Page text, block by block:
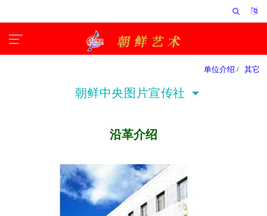
单位介绍 / 其它
朝鲜中央图片宣传社
沿革介绍